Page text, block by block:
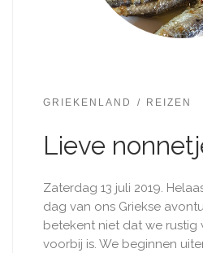
GRIEKENLAND REIZEN
Lieve
Zaterdag 13 juli 2019.
dag van ons Griekse
betekent niet dat we
voorbij is. We beginnen